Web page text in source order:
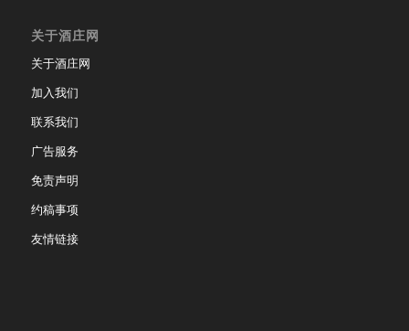
关于酒庄网
关于酒庄网
加入我们
联系我们
广告服务
免责声明
约稿事项
友情链接